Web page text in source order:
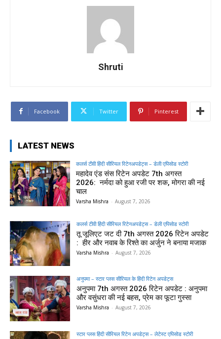
Shruti
Facebook Twitter Pinterest
LATEST NEWS
कलर्स टीवी हिंदी सीरियल रिटेनअपडेट्स – डेली एपिसोड स्टोरी
महादेव एंड संस रिटेन अपडेट 7th अगस्त
2026: नर्मदा को हुआ रजी पर शक, मोगरा की नई
चाल
Varsha Mishra - August 7, 2026
कलर्स टीवी हिंदी सीरियल रिटेनअपडेट्स – डेली एपिसोड स्टोरी
तू जूलिएट जट दी 7th अगस्त 2026 रिटेन अपडेट
: हीर और नवाब के रिश्ते का अर्जुन ने बनाया मजाक
Varsha Mishra - August 7, 2026
अनुपमा – स्टार प्लस सीरियल के हिंदी रिटेन अपडेट्स
अनुपमा 7th अगस्त 2026 रिटेन अपडेट : अनुपमा
और वसुंधरा की नई बहस, प्रेम का फूटा गुस्सा
Varsha Mishra - August 7, 2026
स्टार प्लस हिंदी सीरियल रिटेन अपडेट्स – लेटेस्ट एपिसोड स्टोरी